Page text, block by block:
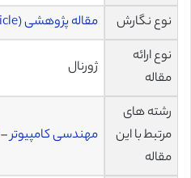
نوع نگارش
مقاله پژوهشی (Research Article)
نوع ارائه
مقاله
ژورنال
رشته های
مرتبط با این
مقاله
مهندسی کامپیوتر–